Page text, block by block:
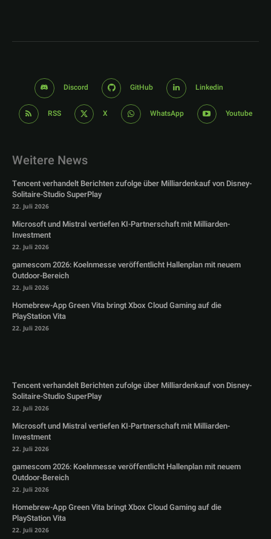
Discord GitHub Linkedin
RSS X WhatsApp Youtube
Weitere News
Tencent verhandelt Berichten zufolge über Milliardenkauf von Disney-
Solitaire-Studio SuperPlay
22. Juli 2026
Microsoft und Mistral vertiefen KI-Partnerschaft mit Milliarden-
Investment
22. Juli 2026
gamescom 2026: Koelnmesse veröffentlicht Hallenplan mit neuem
Outdoor-Bereich
22. Juli 2026
Homebrew-App Green Vita bringt Xbox Cloud Gaming auf die
PlayStation Vita
22. Juli 2026
Tencent verhandelt Berichten zufolge über Milliardenkauf von Disney-
Solitaire-Studio SuperPlay
22. Juli 2026
Microsoft und Mistral vertiefen KI-Partnerschaft mit Milliarden-
Investment
22. Juli 2026
gamescom 2026: Koelnmesse veröffentlicht Hallenplan mit neuem
Outdoor-Bereich
22. Juli 2026
Homebrew-App Green Vita bringt Xbox Cloud Gaming auf die
PlayStation Vita
22. Juli 2026